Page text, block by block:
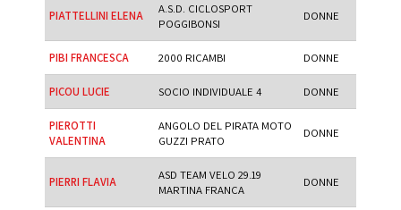
PIATTELLINI ELENA
A.S.D. CICLOSPORT
POGGIBONSI
DONNE
PIBI FRANCESCA 2000 RICAMBI DONNE
PICOU LUCIE SOCIO INDIVIDUALE 4 DONNE
PIEROTTI
VALENTINA
ANGOLO DEL PIRATA MOTO
GUZZI PRATO
DONNE
PIERRI FLAVIA
ASD TEAM VELO 29.19
MARTINA FRANCA
DONNE